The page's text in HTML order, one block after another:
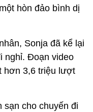
hòn đảo bình dị
Sonja đã kể lại
nghỉ. Đoạn video
hơn 3,6 triệu lượt
sạn cho chuyến đi